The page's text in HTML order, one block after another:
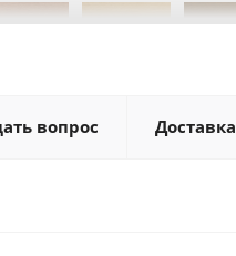
вопрос Доставка